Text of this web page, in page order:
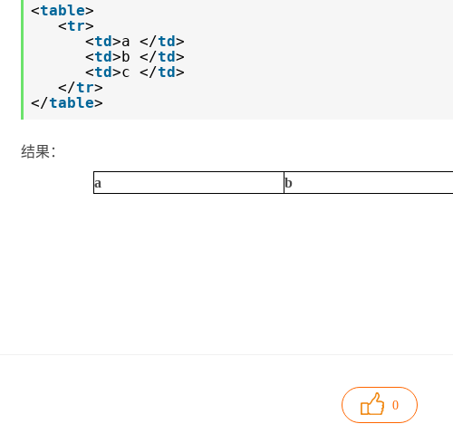
<table>
<tr>
<td>a </td>
<td>b </td>
<td>c </td>
</tr>
</table>
结果：
a
b
0